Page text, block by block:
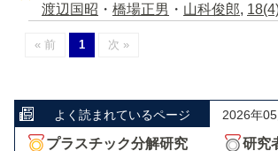
渡辺国昭 ・ 橋場正男 ・ 山科俊郎,
« 前 1 次 »
よく読まれているページ 2026年
プラスチック分解研究
研究